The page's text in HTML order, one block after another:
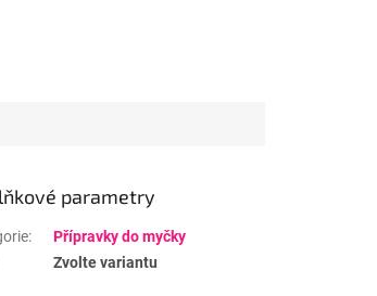
parametry
:
Přípravky do myčky
Zvolte variantu